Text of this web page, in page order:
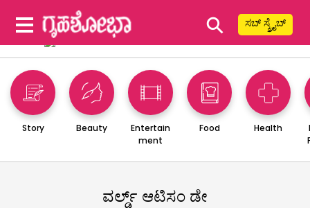
⚲ ಸಬ್ ಸ್ಕ್ರೈಬ್
Story Beauty
Entertain
ment
Food Health
ವರ್ಲ್ಡ್ ಆಟಿಸಂ ಡೇ